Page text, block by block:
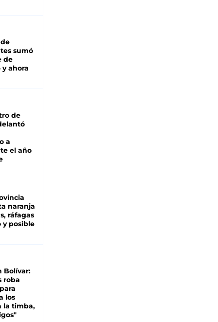
sumó
de
y ahora
de
a
el año
naranja
ráfagas
y posible
Bolívar:
roba
los
la timba,